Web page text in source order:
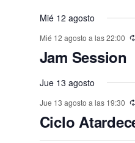
e
n
t
o
s
,
,
s
,
s
,
s
,
o
s
,
o
s
,
o
,
s
o
t
o
,
o
,
t
Mié 12 agosto
Mié 12 agosto a las 22:00
Jam Session
Jue 13 agosto
Jue 13 agosto a las 19:30
Ciclo